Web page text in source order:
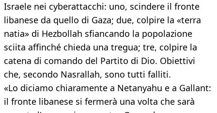
Israele nei cyberattacchi: uno, scindere il fronte
libanese da quello di Gaza; due, colpire la «terra
natia» di Hezbollah sfiancando la popolazione
sciita affinché chieda una tregua; tre, colpire la
catena di comando del Partito di Dio. Obiettivi
che, secondo Nasrallah, sono tutti falliti.
«Lo diciamo chiaramente a Netanyahu e a Gallant:
il fronte libanese si fermerà una volta che sarà